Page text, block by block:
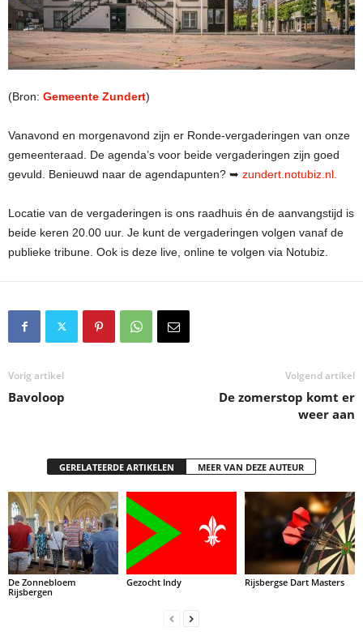
(Bron: Gemeente Zundert)
Vanavond en morgenavond zijn er Ronde-vergaderingen van onze
gemeenteraad. De agenda’s voor beide vergaderingen zijn goed
gevuld. Benieuwd naar de agendapunten? ➥ zundert.notubiz.nl.
Locatie van de vergaderingen is ons raadhuis én de aanvangstijd is
beide keren 20.00 uur. Je kunt de vergaderingen volgen vanaf de
publieke tribune. Ook is deze live, online te volgen via Notubiz.
Vorig artikel
Bavoloop
Volgend artikel
De zomerstop komt er
weer aan
GERELATEERDE ARTIKELEN MEER VAN DEZE AUTEUR
De Zonnebloem
Rijsbergen
Gezocht Indy Rijsbergse Dart Masters